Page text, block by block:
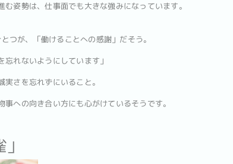
姿勢は、仕事面でも大きな強みになっています。
つが、「働けることへの感謝」だそう。
忘れないようにしています」
さを忘れずにいること。
への向き合い方にも心がけているそうです。